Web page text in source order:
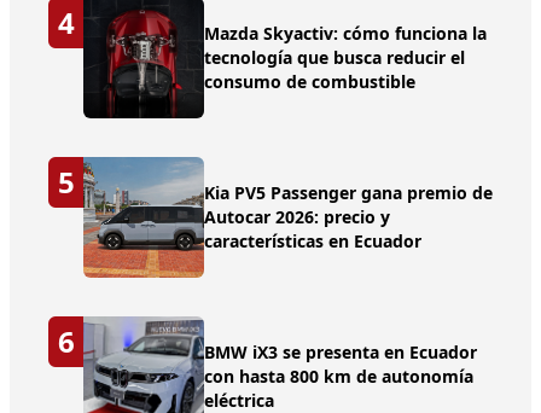
4
Mazda Skyactiv: cómo funciona la
tecnología que busca reducir el
consumo de combustible
5
Kia PV5 Passenger gana premio de
Autocar 2026: precio y
características en Ecuador
6
BMW iX3 se presenta en Ecuador
con hasta 800 km de autonomía
eléctrica